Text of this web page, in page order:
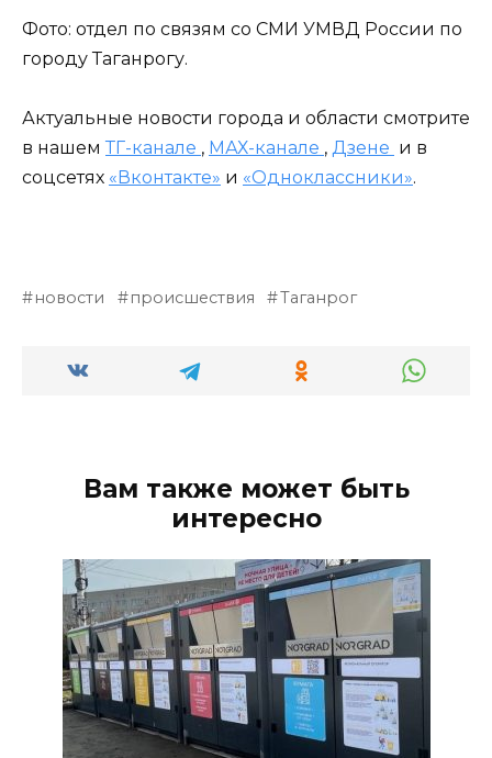
Фото: отдел по связям со СМИ УМВД России по
городу Таганрогу.
Актуальные новости города и области смотрите
в нашем ТГ-канале , МАХ-канале , Дзене и в
соцсетях «Вконтакте» и «Одноклассники».
новости происшествия Таганрог
Вам также может быть
интересно